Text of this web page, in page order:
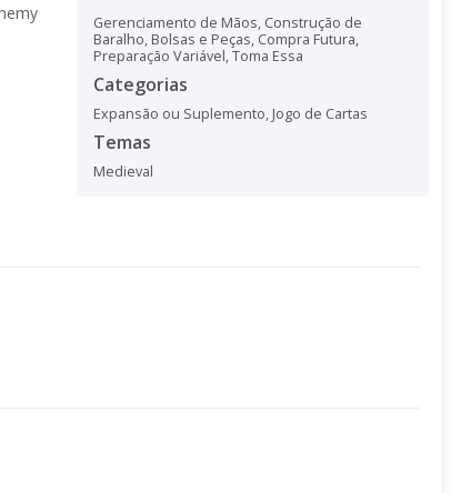
Gerenciamento de Mãos, Construção de
Baralho, Bolsas e Peças, Compra Futura,
Preparação Variável,Toma Essa
Categorias
Expansão ou Suplemento, Jogo de Cartas
Temas
Medieval